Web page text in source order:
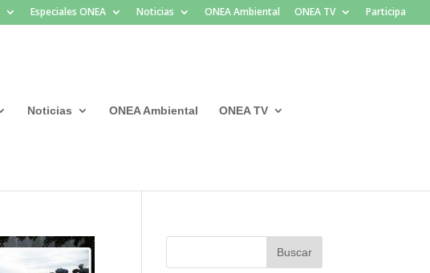
Especiales ONEA Noticias ONEA Ambiental ONEA TV Participa
Noticias ONEA Ambiental ONEA TV